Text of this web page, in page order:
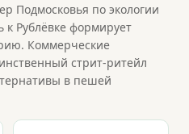
Подмосковья по экологии
к Рублёвке формирует
Коммерческие
стрит-ритейл
в пешей